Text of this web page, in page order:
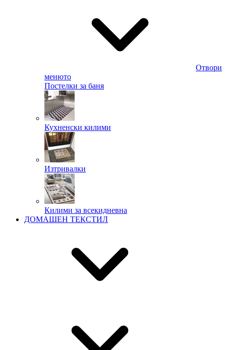
Отвори
менюто
Постелки за баня
Кухненски килими
Изтривалки
Килими за всекидневна
ДОМАШЕН ТЕКСТИЛ